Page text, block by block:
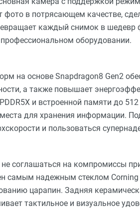
фото в потрясающем качестве,
каждый снимок в шедевр
оборудовании.
на основе Snapdragon8 Gen2
а также повышает
и встроенной памяти до
для хранения информации.
и пользоваться
соглашаться на компромиссы
самым надежным стеклом Corning
царапин. Задняя
тактильное и визуальное